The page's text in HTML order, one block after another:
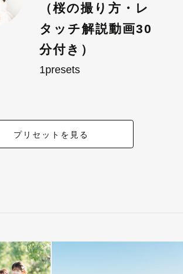
（桜の撮り方・レ
タッチ解説動画30
分付き）
1presets
プリセットを見る